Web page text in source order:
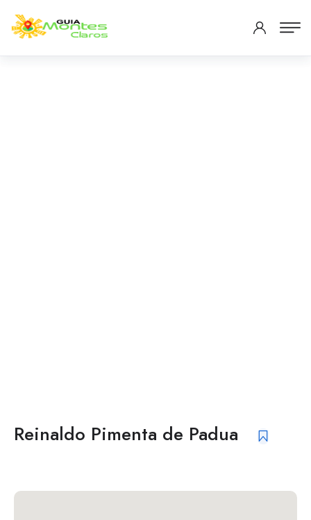
Reinaldo Pimenta de Padua